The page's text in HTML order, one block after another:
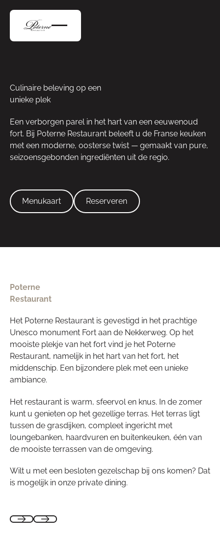
Culinaire beleving op een
unieke plek
Een verborgen parel in het hart van een eeuwenoud
fort. Bij Poterne Restaurant beleeft u de Franse keuken
met een moderne, oosterse twist — gemaakt van pure,
seizoensgebonden ingrediënten uit de regio.
Menukaart Reserveren
Poterne
Restaurant
Het Poterne Restaurant is gevestigd in het prachtige
Unesco monument Fort aan de Nekkerweg. Op het
mooiste plekje van het fort vind je het Poterne
Restaurant, namelijk in het hart van het fort, het
middenschip. Een bijzondere plek met een unieke
ambiance.
Het restaurant is warm, sfeervol en knus. In de zomer
kunt u genieten op het gezellige terras. Het terras ligt
tussen de grasdijken, compleet ingericht met
loungebanken, haardvuren en buitenkeuken, één van
de mooiste terrassen van de omgeving.
Wilt u met een besloten gezelschap bij ons komen? Dat
is mogelijk in onze private dining.